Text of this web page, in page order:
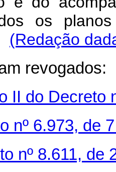
os
(Redação
revogados:
II do Decreto
nº 6.973, de
nº 8.611, de